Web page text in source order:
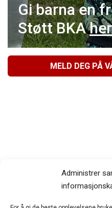
Administrer
Gi barna en
Støtt BKAher
MELD DEG PÅ